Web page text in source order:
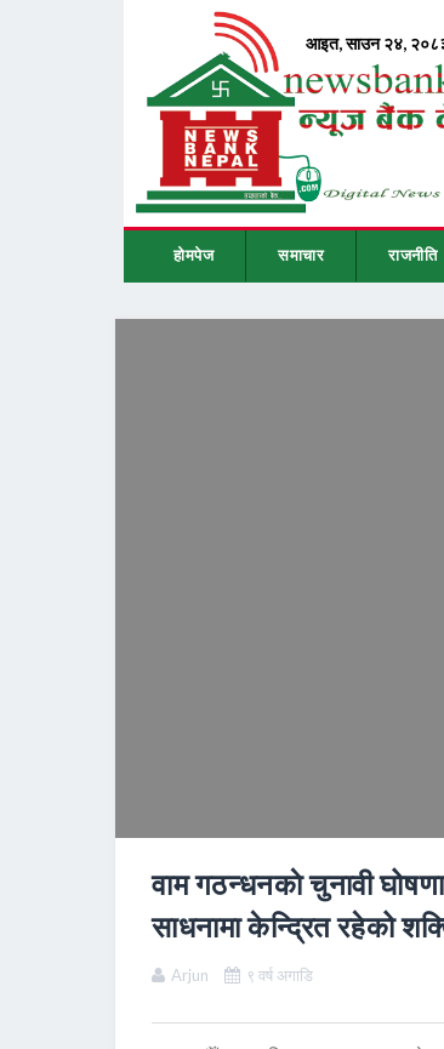
होमपेज समाचार राजनीति
वाम गठन्धनकाे चुनावी
साधनामा केन्द्रित रहेको
Arjun ९ वर्ष अगाडि